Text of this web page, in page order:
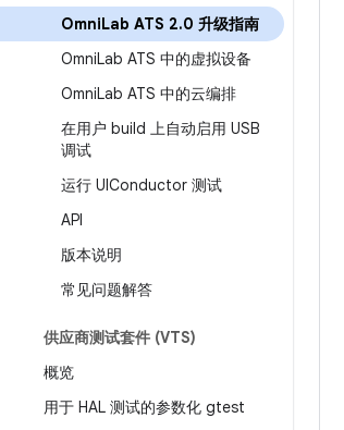
OmniLab ATS 2.0 升级指南
OmniLab ATS 中的虚拟设备
OmniLab ATS 中的云编排
在用户 build 上自动启用 USB
调试
运行 UIConductor 测试
API
版本说明
常见问题解答
供应商测试套件 (VTS)
概览
用于 HAL 测试的参数化 gtest